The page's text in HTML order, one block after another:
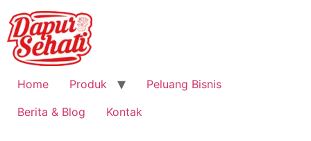
Home Produk
Peluang Bisnis
Berita & Blog
Kontak